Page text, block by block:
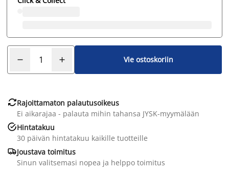
Vie ostoskoriin
Rajoittamaton palautusoikeus
Ei aikarajaa - palauta mihin tahansa JYSK-myymälään
Hintatakuu
30 päivän hintatakuu kaikille tuotteille
Joustava toimitus
Sinun valitsemasi nopea ja helppo toimitus